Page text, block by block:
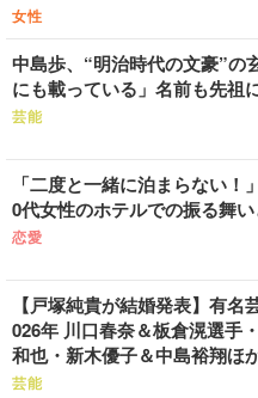
女性
中島歩、“明治時代の文豪”の
にも載っている」名前も先祖
芸能
「二度と一緒に泊まらない！
0代女性のホテルでの振る舞
恋愛
【戸塚純貴が結婚発表】有名
026年 川口春奈＆板倉滉選手
和也・新木優子＆中島裕翔ほ
芸能